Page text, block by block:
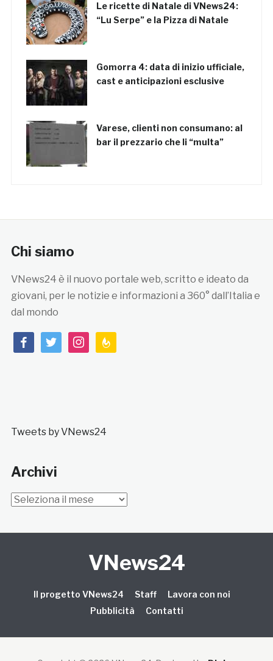
Le ricette di Natale di VNews24:
“Lu Serpe” e la Pizza di Natale
Gomorra 4: data di inizio ufficiale,
cast e anticipazioni esclusive
Varese, clienti non consumano: al
bar il prezzario che li “multa”
Chi siamo
VNews24 è il nuovo portale web, scritto e ideato da
giovani, per le notizie e informazioni a 360° dall’Italia e
dal mondo
facebooktwitterinstagramfeedburner
Tweets by VNews24
Archivi
Archivi
VNews24
Il progetto VNews24 Staff
Lavora con noi
Pubblicità
Contatti